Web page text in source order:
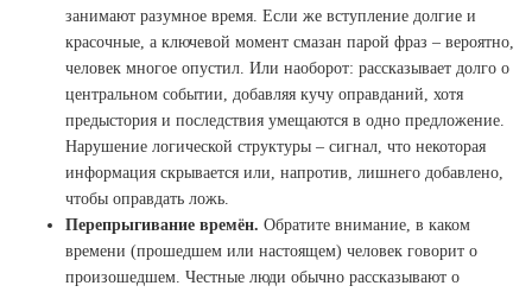
занимают разумное время. Если же вступление долгие и
красочные, а ключевой момент смазан парой фраз – вероятно,
человек многое опустил. Или наоборот: рассказывает долго о
центральном событии, добавляя кучу оправданий, хотя
предыстория и последствия умещаются в одно предложение.
Нарушение логической структуры – сигнал, что некоторая
информация скрывается или, напротив, лишнего добавлено,
чтобы оправдать ложь.
Перепрыгивание времён. Обратите внимание, в каком
времени (прошедшем или настоящем) человек говорит о
произошедшем. Честные люди обычно рассказывают о